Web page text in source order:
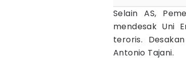
Selain AS,
mendesak Uni
teroris.
Antonio Tajani.